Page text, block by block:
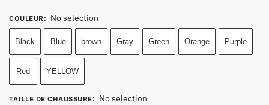
COULEUR: No selection
Black Blue brown Gray Green Orange Purple
Red YELLOW
TAILLE DE CHAUSSURE: No selection